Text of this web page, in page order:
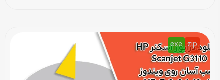
zip
exe